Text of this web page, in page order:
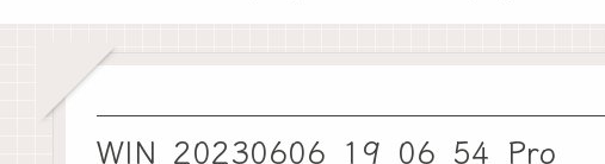
WIN_20230606_19_06_54_Pro